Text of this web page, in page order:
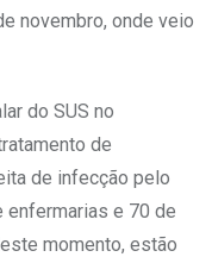
novembro, onde veio
do SUS no
de
de infecção pelo
enfermarias e 70 de
momento, estão